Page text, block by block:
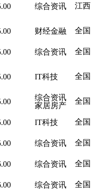
综合资讯 江西
财经金融 全国
综合资讯 全国
IT科技 全国
综合资讯
家居房产
全国
IT科技 全国
综合资讯 全国
综合资讯 全国
综合资讯 全国